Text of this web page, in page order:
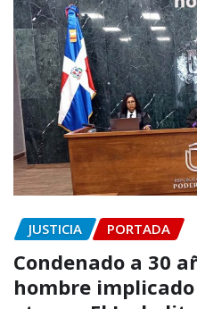
JUSTICIA PORTADA
Condenado a 30
hombre